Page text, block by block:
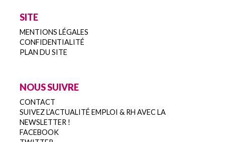
SITE
MENTIONS LÉGALES
CONFIDENTIALITÉ
PLAN DU SITE
NOUS SUIVRE
CONTACT
SUIVEZ L’ACTUALITÉ EMPLOI & RH AVEC LA
NEWSLETTER !
FACEBOOK